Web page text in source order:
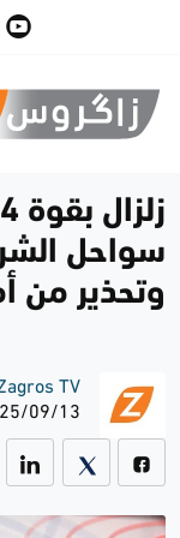
سواحل
وتحذير من
TV
2025/09/13